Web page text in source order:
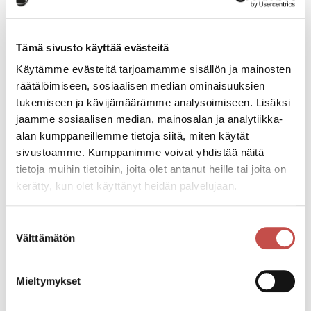
Tämä sivusto käyttää evästeitä
Käytämme evästeitä tarjoamamme sisällön ja mainosten
räätälöimiseen, sosiaalisen median ominaisuuksien
tukemiseen ja kävijämäärämme analysoimiseen. Lisäksi
jaamme sosiaalisen median, mainosalan ja analytiikka-
alan kumppaneillemme tietoja siitä, miten käytät
sivustoamme. Kumppanimme voivat yhdistää näitä
tietoja muihin tietoihin, joita olet antanut heille tai joita on
kerätty, kun olet käyttänyt heidän palvelujaan.
valinta
Välttämätön
Mieltymykset
uimarannat